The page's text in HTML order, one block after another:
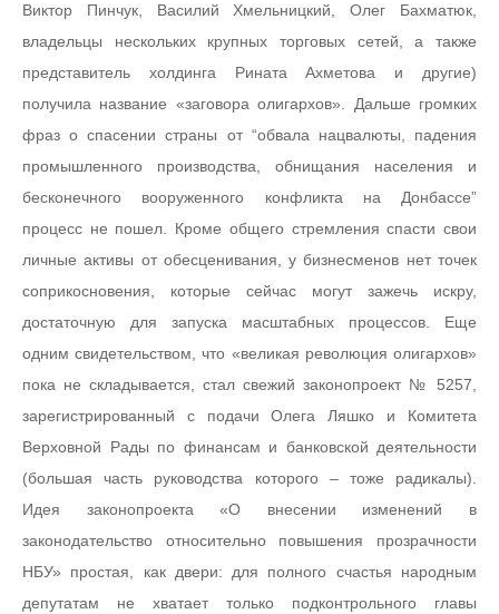
Виктор Пинчук, Василий Хмельницкий, Олег Бахматюк,
владельцы нескольких крупных торговых сетей, а также
представитель холдинга Рината Ахметова и другие)
получила название «заговора олигархов». Дальше громких
фраз о спасении страны от “обвала нацвалюты, падения
промышленного производства, обнищания населения и
бесконечного вооруженного конфликта на Донбассе”
процесс не пошел. Кроме общего стремления спасти свои
личные активы от обесценивания, у бизнесменов нет точек
соприкосновения, которые сейчас могут зажечь искру,
достаточную для запуска масштабных процессов. Еще
одним свидетельством, что «великая революция олигархов»
пока не складывается, стал свежий законопроект № 5257,
зарегистрированный с подачи Олега Ляшко и Комитета
Верховной Рады по финансам и банковской деятельности
(большая часть руководства которого – тоже радикалы).
Идея законопроекта «О внесении изменений в
законодательство относительно повышения прозрачности
НБУ» простая, как двери: для полного счастья народным
депутатам не хватает только подконтрольного главы